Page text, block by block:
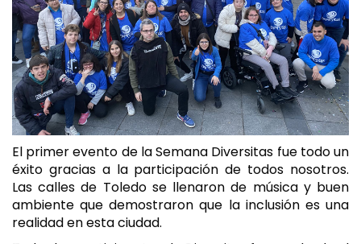
El primer evento de la Semana Diversitas fue todo un
éxito gracias a la participación de todos nosotros.
Las calles de Toledo se llenaron de música y buen
ambiente que demostraron que la inclusión es una
realidad en esta ciudad.